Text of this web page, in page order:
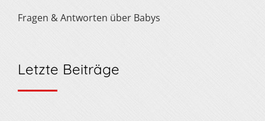
Fragen & Antworten über Babys
Letzte Beiträge